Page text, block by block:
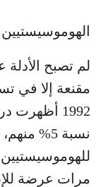
لم تصبح
مقنعة إلا في
نسبة 5%